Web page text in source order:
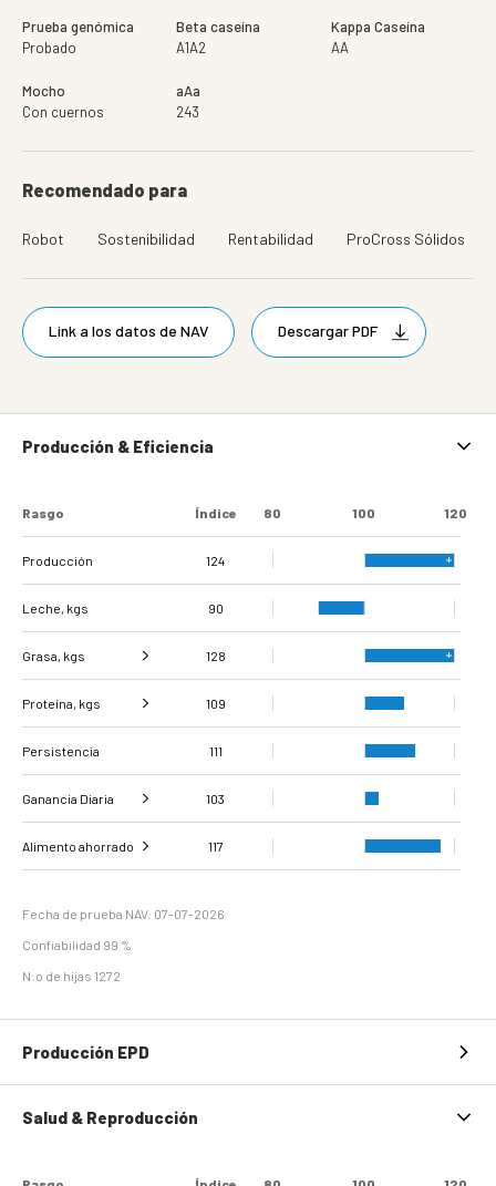
Prueba genómica
Probado
Beta caseína
A1A2
Kappa Caseína
AA
Mocho
Con cuernos
aAa
243
Recomendado para
Robot Sostenibilidad Rentabilidad ProCross Sólidos
Link a los datos de NAV Descargar PDF
Producción & Eficiencia
Rasgo Índice 80 100 120
Producción 124
Leche, kgs 90
Grasa, kgs 128
Grasa % 147
Proteína, kgs 109
Proteína % 134
Persistencia 111
Ganancia Diaria 103
peso
109
carcasa
95
Alimento ahorrado 117
Fecha de prueba NAV: 07-07-2026
Confiabilidad 99 %
N:o de hijas 1272
Producción EPD
Salud & Reproducción